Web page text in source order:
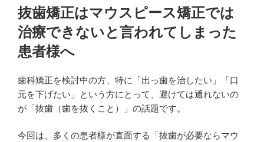
稿
日:
抜歯矯正はマウスピース矯正では
治療できないと言われてしまった
患者様へ
歯科矯正を検討中の方、特に「出っ歯を治したい」「口
元を下げたい」という方にとって、避けては通れないの
が「抜歯（歯を抜くこと）」の話題です。
今回は、多くの患者様が直面する「抜歯が必要ならマウ